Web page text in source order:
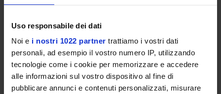
Uso responsabile dei dati
Noi e i nostri 1022 partner trattiamo i vostri dati
personali, ad esempio il vostro numero IP, utilizzando
tecnologie come i cookie per memorizzare e accedere
alle informazioni sul vostro dispositivo al fine di
pubblicare annunci e contenuti personalizzati, misurare
Guidelines, Templates and Forms
NATIONAL AND
INTERNATIONAL SOURCES ON